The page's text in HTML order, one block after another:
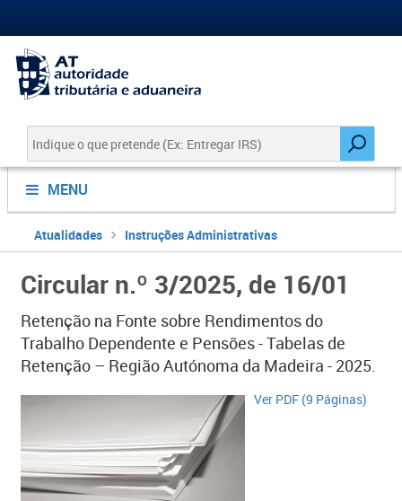
MENU
Atualidades Instruções Administrativas
Circular n.º 3/2025, de 16/01
Retenção na Fonte sobre Rendimentos do
Trabalho Dependente e Pensões - Tabelas de
Retenção – Região Autónoma da Madeira - 2025.
Ve​r PDF (9 Páginas)​​​​​​